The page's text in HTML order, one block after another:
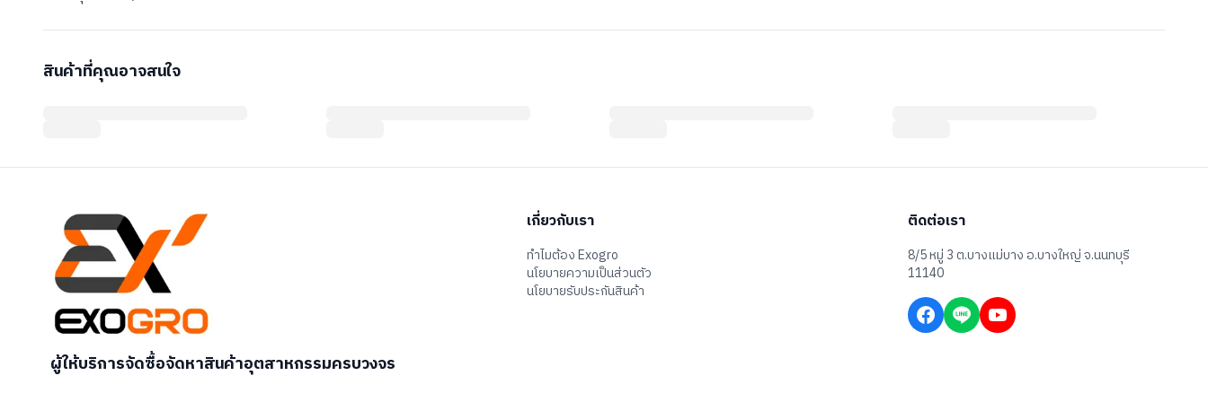
สินค้าที่คุณอาจสนใจ
ผู้ให้บริการจัดซื้อจัดหาสินค้าอุตสาหกรรมครบวงจร
เกี่ยวกับเรา
ทำไมต้อง Exogro
นโยบายความเป็นส่วนตัว
นโยบายรับประกันสินค้า
ติดต่อเรา
8/5 หมู่ 3 ต.บางแม่บาง อ.บางใหญ่ จ.นนทบุรี
11140